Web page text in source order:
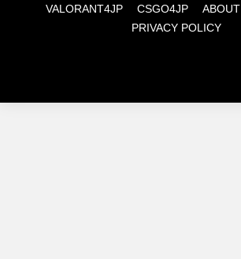
VALORANT4JP CSGO4JP ABOUT
PRIVACY POLICY